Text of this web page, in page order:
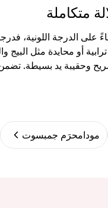
متكاملة
الدرجة اللونية،
أو محايدة مثل
مريح وحقيبة يد
مودامحرَم جمبسوت